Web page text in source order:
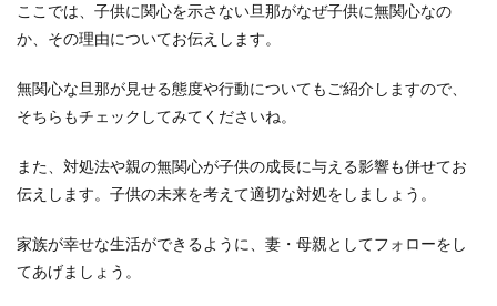
ここでは、子供に関心を示さない旦那がなぜ子供に無関心なの
か、その理由についてお伝えします。
無関心な旦那が見せる態度や行動についてもご紹介しますので、
そちらもチェックしてみてくださいね。
また、対処法や親の無関心が子供の成長に与える影響も併せてお
伝えします。子供の未来を考えて適切な対処をしましょう。
家族が幸せな生活ができるように、妻・母親としてフォローをし
てあげましょう。